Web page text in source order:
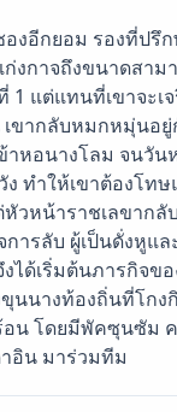
องอีกยอม รองที่ปรึ
ก่งกาจถึงขนาดสาม
1 แต่แทนที่เขาจะเ
ขากลับหมกหมุ่นอ
าหอนางโลม จนวัน
ง ทำให้เขาต้องโท
วหน้าราชเลขากลั
การลับ ผู้เป็นดั่งหูแ
งได้เริ่มต้นภารกิจข
ขุนนางท้องถิ่นที่โก
น โดยมีพัคซุนซัม
อิน มาร่วมทีม